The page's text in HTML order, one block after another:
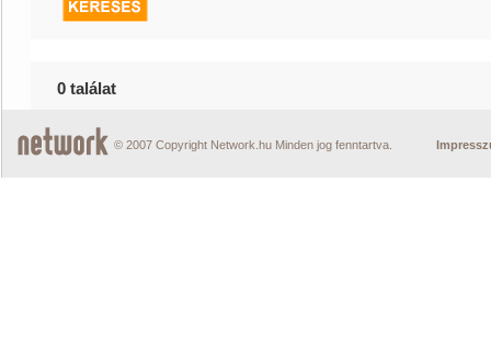
0 találat
© 2007 Copyright Network.hu Minden jog fenntartva.